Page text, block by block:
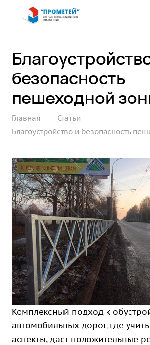
безопасность
пешеходной
Главная — Статьи —
Благоустройство и безопасность
Комплексный подход к
автомобильных дорог, где
аспекты, дает положительные